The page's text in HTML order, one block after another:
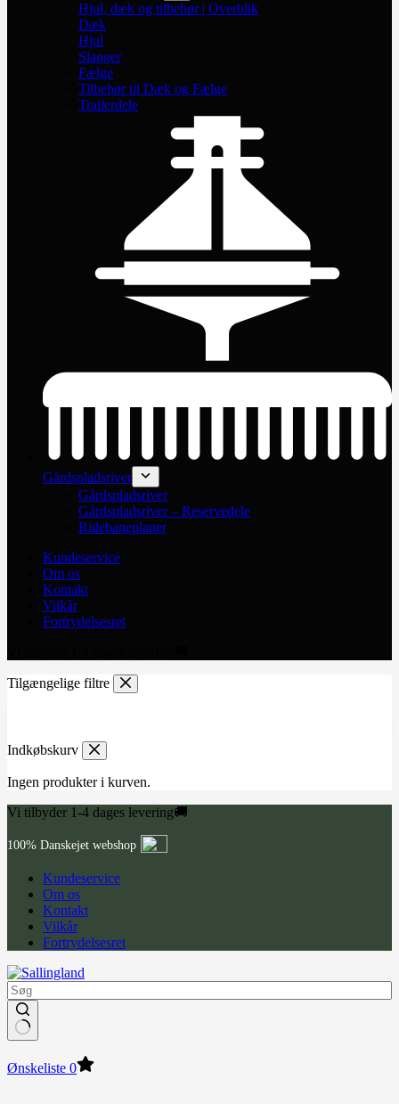
Hjul, dæk og tilbehør | Overblik
Dæk
Hjul
Slanger
Fælge
Tilbehør til Dæk og Fælge
Trailerdele
Gårdspladsriver
Gårdspladsriver
Gårdspladsriver – Reservedele
Ridebaneplaner
Kundeservice
Om os
Kontakt
Vilkår
Fortrydelsesret
Tilgængelige filtre
Indkøbskurv
Ingen produkter i kurven.
Vi tilbyder 1-4 dages levering🚚
100% Danskejet webshop
Kundeservice
Om os
Kontakt
Vilkår
Fortrydelsesret
Ønskeliste 0